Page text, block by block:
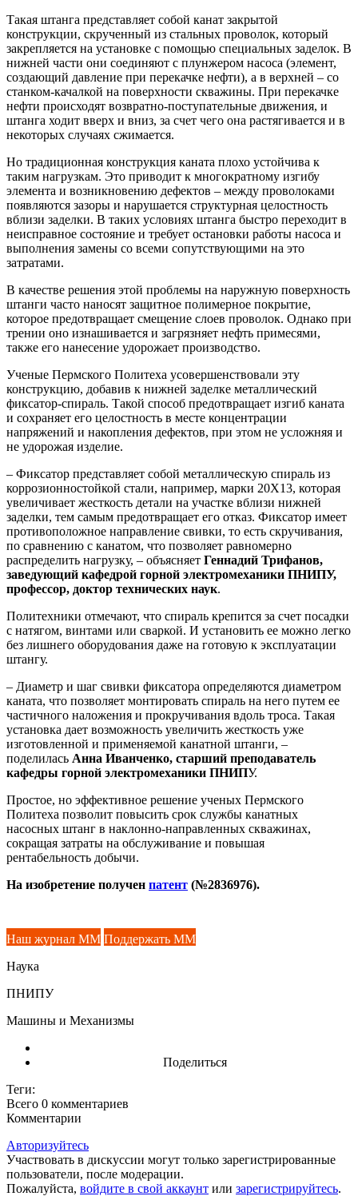
Такая штанга представляет собой канат закрытой
конструкции, скрученный из стальных проволок, который
закрепляется на установке с помощью специальных заделок. В
нижней части они соединяют с плунжером насоса (элемент,
создающий давление при перекачке нефти), а в верхней – со
станком-качалкой на поверхности скважины. При перекачке
нефти происходят возвратно-поступательные движения, и
штанга ходит вверх и вниз, за счет чего она растягивается и в
некоторых случаях сжимается.
Но традиционная конструкция каната плохо устойчива к
таким нагрузкам. Это приводит к многократному изгибу
элемента и возникновению дефектов – между проволоками
появляются зазоры и нарушается структурная целостность
вблизи заделки. В таких условиях штанга быстро переходит в
неисправное состояние и требует остановки работы насоса и
выполнения замены со всеми сопутствующими на это
затратами.
В качестве решения этой проблемы на наружную поверхность
штанги часто наносят защитное полимерное покрытие,
которое предотвращает смещение слоев проволок. Однако при
трении оно изнашивается и загрязняет нефть примесями,
также его нанесение удорожает производство.
Ученые Пермского Политеха усовершенствовали эту
конструкцию, добавив к нижней заделке металлический
фиксатор-спираль. Такой способ предотвращает изгиб каната
и сохраняет его целостность в месте концентрации
напряжений и накопления дефектов, при этом не усложняя и
не удорожая изделие.
– Фиксатор представляет собой металлическую спираль из
коррозионностойкой стали, например, марки 20Х13, которая
увеличивает жесткость детали на участке вблизи нижней
заделки, тем самым предотвращает его отказ. Фиксатор имеет
противоположное направление свивки, то есть скручивания,
по сравнению с канатом, что позволяет равномерно
распределить нагрузку, – объясняет Геннадий Трифанов,
заведующий кафедрой горной электромеханики ПНИПУ,
профессор, доктор технических наук.
Политехники отмечают, что спираль крепится за счет посадки
с натягом, винтами или сваркой. И установить ее можно легко
без лишнего оборудования даже на готовую к эксплуатации
штангу.
– Диаметр и шаг свивки фиксатора определяются диаметром
каната, что позволяет монтировать спираль на него путем ее
частичного наложения и прокручивания вдоль троса. Такая
установка дает возможность увеличить жесткость уже
изготовленной и применяемой канатной штанги, –
поделилась Анна Иванченко, старший преподаватель
кафедры горной электромеханики ПНИПУ.
Простое, но эффективное решение ученых Пермского
Политеха позволит повысить срок службы канатных
насосных штанг в наклонно-направленных скважинах,
сокращая затраты на обслуживание и повышая
рентабельность добычи.
На изобретение получен патент (№2836976).
Наш журнал ММ Поддержать ММ
Наука
ПНИПУ
Машины и Механизмы
Поделиться
Теги:
Всего 0 комментариев
Комментарии
Авторизуйтесь
Участвовать в дискуссии могут только зарегистрированные
пользователи, после модерации.
Пожалуйста, войдите в свой аккаунт или зарегистрируйтесь.